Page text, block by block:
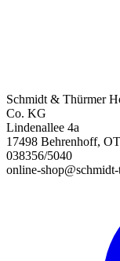
Schmidt & Thürmer
Co. KG
Lindenallee 4a
17498 Behrenhoff,
038356/5040
online-